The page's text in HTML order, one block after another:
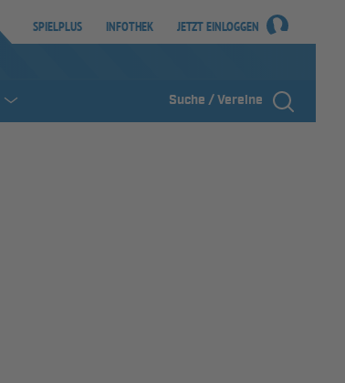
SPIELPLUS INFOTHEK JETZT EINLOGGEN
Suche / Vereine